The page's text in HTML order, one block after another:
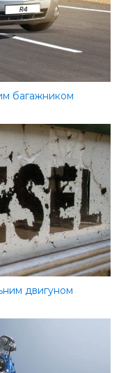
багажником
двигуном